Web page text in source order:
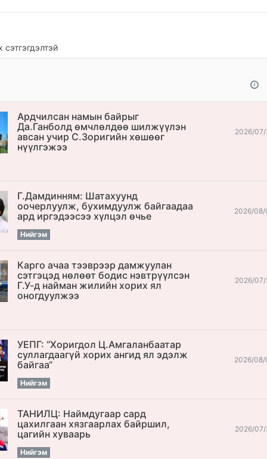
Ардчилсан намын байрыг
Да.Ганболд өмчлөлдөө шилжүүлэн
авсан учир С.Зоригийн хөшөөг
нүүлгэжээ
2026/07/
Г.Дамдинням: Шатахуунд
оочерлуулж, бухимдуулж байгаадаа
ард иргэдээсээ хүлцэл өчье
Нийгэм
2026/08/
Карго ачаа тээврээр дамжуулан
сэтгэцэд нөлөөт бодис нэвтрүүлсэн
Г.У-д найман жилийн хорих ял
оногдуулжээ
2026/07/
УЕПГ: “Хоригдол Ц.Амгаланбаатар
cуллагдаагүй хорих ангид ял эдэлж
байгаа“
Нийгэм
2026/08/
ТАНИЛЦ: Наймдугаар сард
цахилгаан хязгаарлах байршил,
цагийн хуваарь
Нийгэм
2026/07/